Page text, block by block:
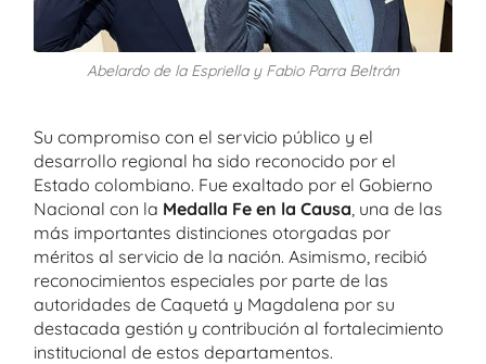
Abelardo de la Espriella y Fabio Parra Beltrán
Su compromiso con el servicio público y el
desarrollo regional ha sido reconocido por el
Estado colombiano. Fue exaltado por el Gobierno
Nacional con la Medalla Fe en la Causa , una de las
más importantes distinciones otorgadas por
méritos al servicio de la nación. Asimismo, recibió
reconocimientos especiales por parte de las
autoridades de Caquetá y Magdalena por su
destacada gestión y contribución al fortalecimiento
institucional de estos departamentos.